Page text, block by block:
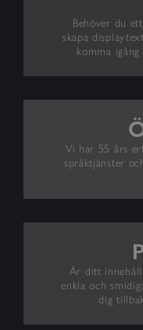
Behöver du
skapa
komma
Vi har 55 års
språktjänster
Är ditt innehåll
enkla och
dig